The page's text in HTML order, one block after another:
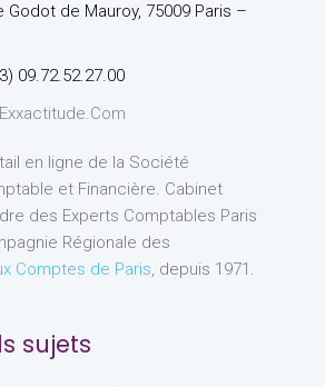
Godot de Mauroy, 75009 Paris –
09.72.52.27.00
en ligne de la Société
et Financière. Cabinet
des Experts Comptables Paris
Régionale des
Comptes de Paris, depuis 1971.
sujets